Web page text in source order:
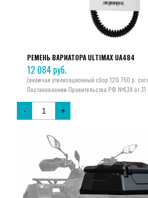
РЕМЕНЬ ВАРИАТОРА ULTIMAX UA484
12 084руб.
- +